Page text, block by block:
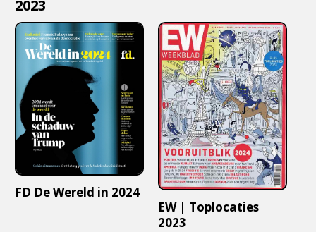
2023
FD De Wereld in 2024
EW | Toplocaties
2023